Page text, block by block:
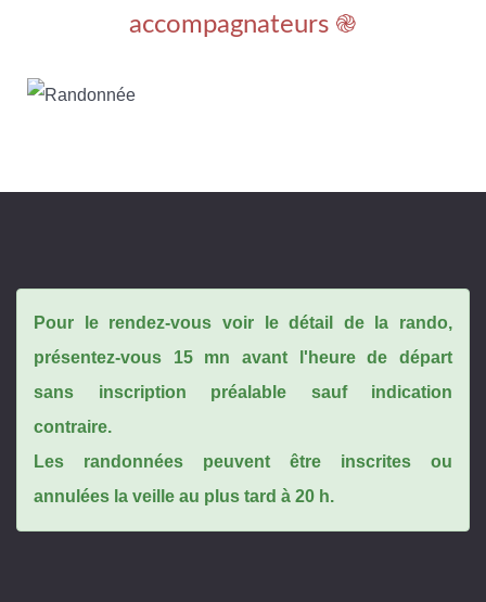
accompagnateurs ֎
Pour le rendez-vous voir le détail de la rando,
présentez-vous 15 mn avant l'heure de départ
sans inscription préalable sauf indication
contraire.
Les randonnées peuvent être inscrites ou
annulées la veille au plus tard à 20 h.